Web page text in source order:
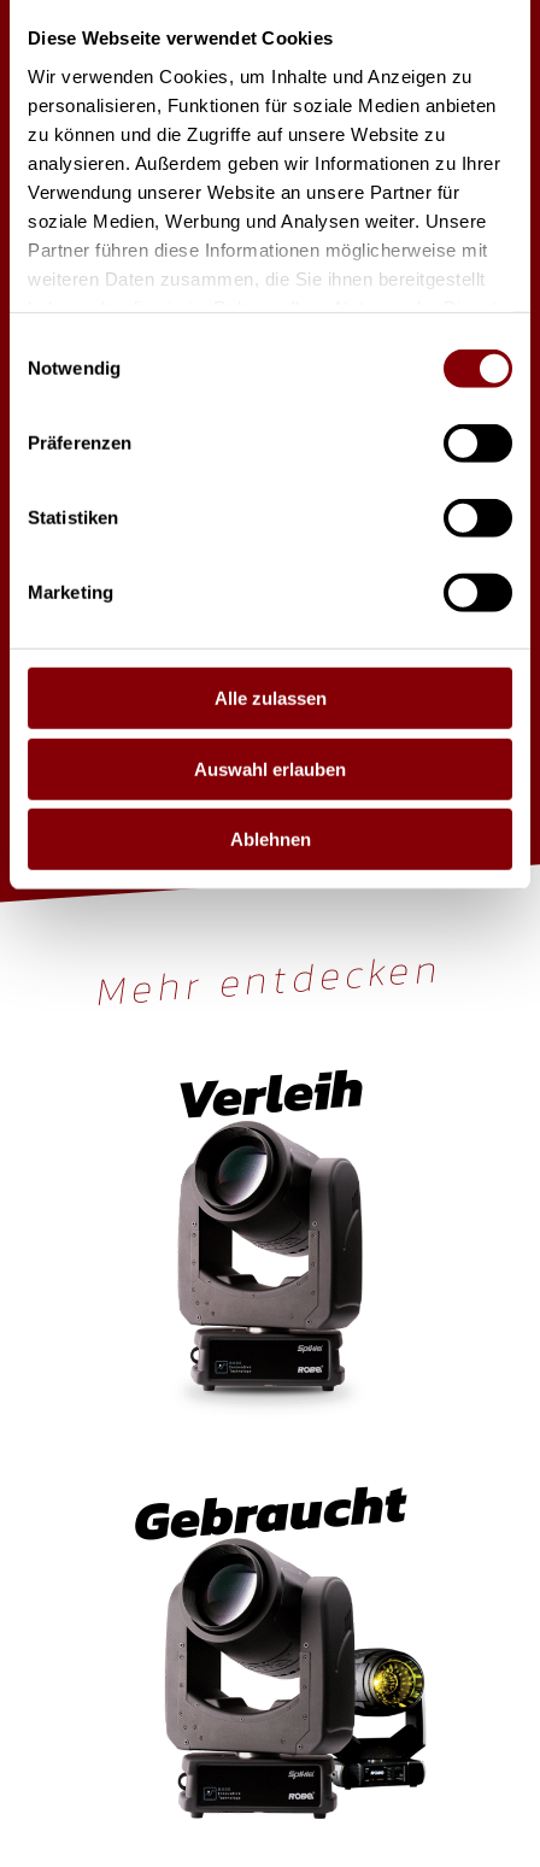
Diese Webseite verwendet Cookies
Wir verwenden Cookies, um Inhalte und Anzeigen zu
personalisieren, Funktionen für soziale Medien anbieten
zu können und die Zugriffe auf unsere Website zu
analysieren. Außerdem geben wir Informationen zu Ihrer
Verwendung unserer Website an unsere Partner für
soziale Medien, Werbung und Analysen weiter. Unsere
Partner führen diese Informationen möglicherweise mit
weiteren Daten zusammen, die Sie ihnen bereitgestellt
Notwendig
Präferenzen
Statistiken
Marketing
Alle zulassen
Auswahl erlauben
Ablehnen
High End Systems CLF Lighting
Mehr entdecken
Verleih
Gebraucht